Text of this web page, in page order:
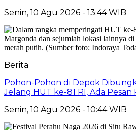
Senin, 10 Agu 2026 - 13:44 WIB
Berita
Pohon-Pohon di Depok
Jelang HUT ke-81 RI, Ada
Senin, 10 Agu 2026 - 10:44 WIB